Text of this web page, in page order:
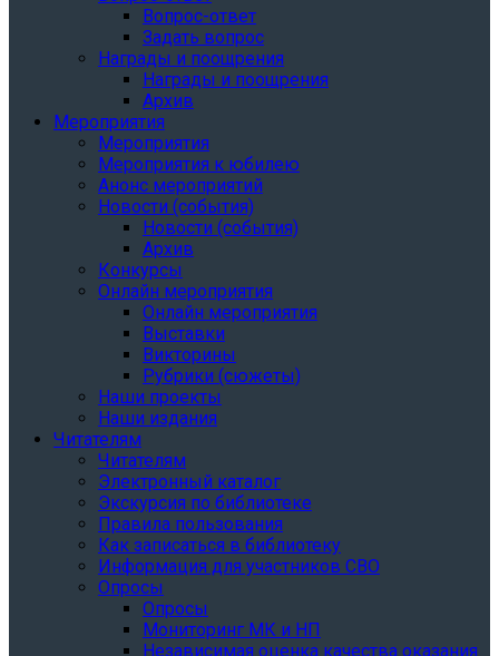
Вопрос-ответ
Задать вопрос
Награды и поощрения
Награды и поощрения
Архив
Мероприятия
Мероприятия
Мероприятия к юбилею
Анонс мероприятий
Новости (события)
Новости (события)
Архив
Конкурсы
Онлайн мероприятия
Онлайн мероприятия
Выставки
Викторины
Рубрики (сюжеты)
Наши проекты
Наши издания
Читателям
Читателям
Электронный каталог
Экскурсия по библиотеке
Правила пользования
Как записаться в библиотеку
Информация для участников СВО
Опросы
Опросы
Мониторинг МК и НП
Независимая оценка качества оказания